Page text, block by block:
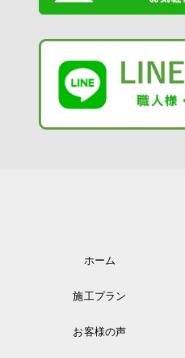
ホーム
施工プラン
お客様の声